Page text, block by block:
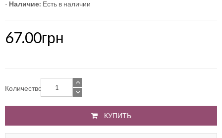
- Наличие: Есть в наличии
67.00грн
Количество
КУПИТЬ